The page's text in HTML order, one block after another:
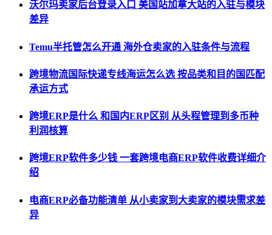
沃尔玛卖家后台登录入口 美国站加拿大站的入驻与模块
差异
Temu半托管怎么开通 海外仓卖家的入驻条件与流程
跨境物流国际快递专线海运怎么选 按品类和目的国匹配
承运方式
跨境ERP是什么 和国内ERP区别 从头程管理到多币种
利润核算
跨境ERP软件多少钱 一套跨境电商ERP软件收费详细介
绍
电商ERP必备功能清单 从小卖家到大卖家的模块需求差
异